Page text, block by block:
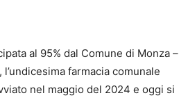
al 95% dal Comune di Monza –
farmacia comunale
nel maggio del 2024 e oggi si